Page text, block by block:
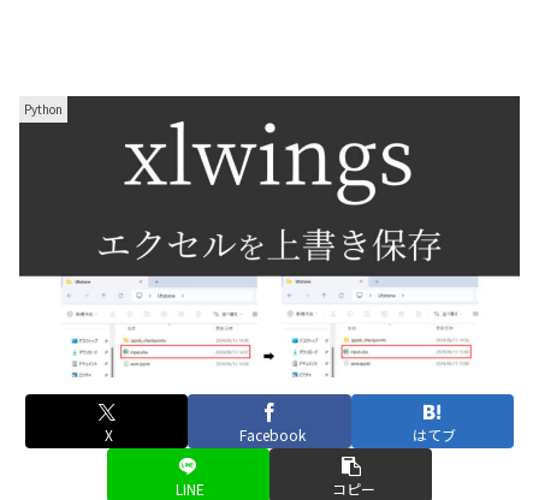
Python
X Facebook はてブ
LINE コピー